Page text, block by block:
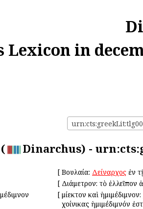
in
( Dinarchus) -
[ Βουλαία: Δείναρχος ἐν
[ Διάμετρον: τὸ ἐλλεῖπον
[ Ἡμίεκτον καὶ ἡμιμέδιμνον:
χοίνικας ἡμιμέδιμνόν